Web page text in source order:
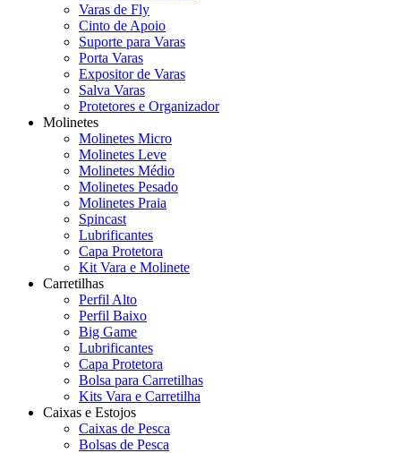
Varas de Fly
Cinto de Apoio
Suporte para Varas
Porta Varas
Expositor de Varas
Salva Varas
Protetores e Organizador
Molinetes
Molinetes Micro
Molinetes Leve
Molinetes Médio
Molinetes Pesado
Molinetes Praia
Spincast
Lubrificantes
Capa Protetora
Kit Vara e Molinete
Carretilhas
Perfil Alto
Perfil Baixo
Big Game
Lubrificantes
Capa Protetora
Bolsa para Carretilhas
Kits Vara e Carretilha
Caixas e Estojos
Caixas de Pesca
Bolsas de Pesca